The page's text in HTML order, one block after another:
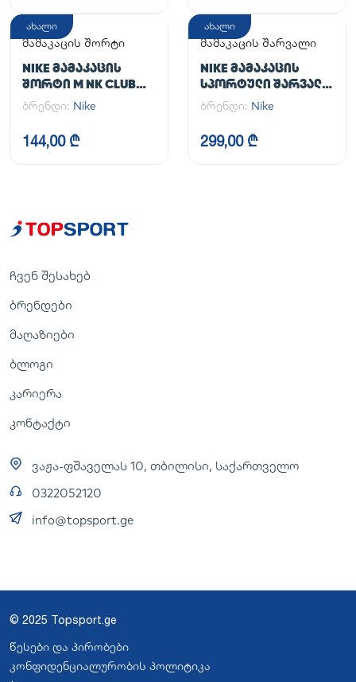
ახალი
მამაკაცის შორტი
NIKE ᲛᲐᲛᲐᲙᲐᲪᲘᲡ
ᲨᲝᲠᲢᲘ M NK CLUB
FLOW SHORT
ბრენდი: Nike
144,00 ₾
ახალი
მამაკაცის შარვალი
NIKE ᲛᲐᲛᲐᲙᲐᲪᲘᲡ
ᲡᲞᲝᲠᲢᲣᲚᲘ ᲨᲐᲠᲕᲐᲚᲘ
M NK DF UNLIMITED
PANT TPR
ბრენდი: Nike
299,00 ₾
ჩვენ შესახებ
ბრენდები
მაღაზიები
ბლოგი
კარიერა
კონტაქტი
ვაჟა-ფშაველას 10, თბილისი, საქართველო
0322052120
info@topsport.ge
© 2025 Topsport.ge
წესები და პირობები
კონფიდენციალურობის პოლიტიკა